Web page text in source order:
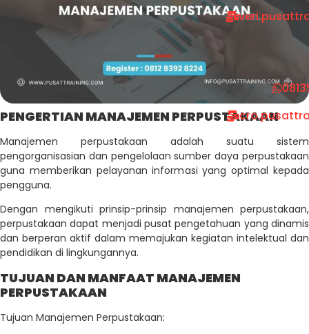
PENGERTIAN MANAJEMEN PERPUSTAKAAN
Manajemen perpustakaan adalah suatu sistem
pengorganisasian dan pengelolaan sumber daya perpustakaan
guna memberikan pelayanan informasi yang optimal kepada
pengguna.
Dengan mengikuti prinsip-prinsip manajemen perpustakaan,
perpustakaan dapat menjadi pusat pengetahuan yang dinamis
dan berperan aktif dalam memajukan kegiatan intelektual dan
pendidikan di lingkungannya.
TUJUAN DAN MANFAAT MANAJEMEN
PERPUSTAKAAN
Tujuan Manajemen Perpustakaan: